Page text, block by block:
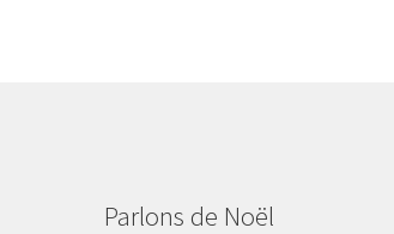
Parlons de Noël